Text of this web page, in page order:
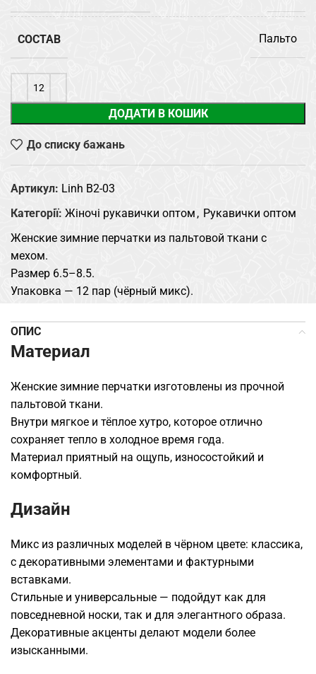
СОСТАВ Пальто
ДОДАТИ В КОШИК
До списку бажань
Артикул: Linh B2-03
Категорії: Жіночі рукавички оптом , Рукавички оптом
Женские зимние перчатки из пальтовой ткани с
мехом.
Размер 6.5–8.5.
Упаковка — 12 пар (чёрный микс).
ОПИС
Материал
Женские зимние перчатки изготовлены из прочной
пальтовой ткани.
Внутри мягкое и тёплое хутро, которое отлично
сохраняет тепло в холодное время года.
Материал приятный на ощупь, износостойкий и
комфортный.
Дизайн
Микс из различных моделей в чёрном цвете: классика,
с декоративными элементами и фактурными
вставками.
Стильные и универсальные — подойдут как для
повседневной носки, так и для элегантного образа.
Декоративные акценты делают модели более
изысканными.